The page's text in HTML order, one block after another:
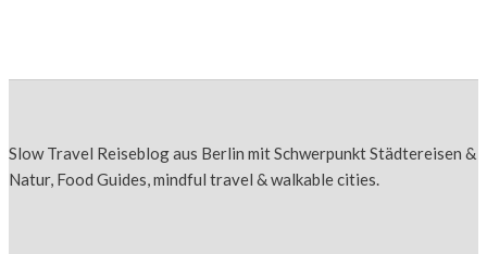
Slow Travel Reiseblog aus Berlin mit Schwerpunkt Städtereisen &
Natur, Food Guides, mindful travel & walkable cities.